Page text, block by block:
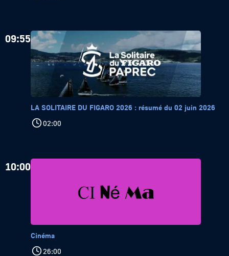
09:55
LA SOLITAIRE DU FIGARO 2026 : résumé du 02 juin 2026
02:00
10:00
Cinéma
26:00